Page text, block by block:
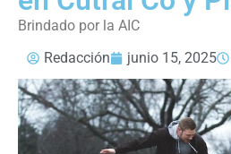
Brindado por la AIC
Redacción
junio 15, 2025